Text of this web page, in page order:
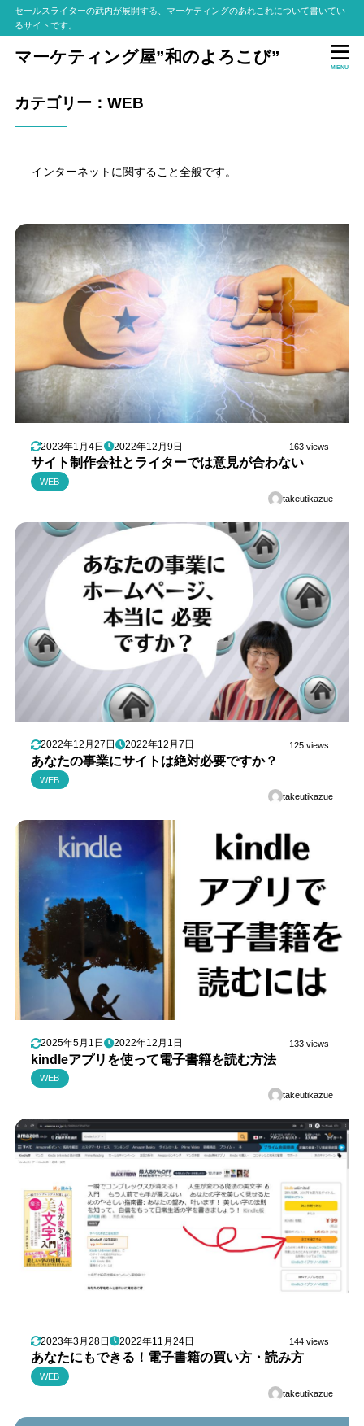
セールスライターの武内が展開する、マーケティングのあれこれについて書いてい
るサイトです。
マーケティング屋”和のよろこび”
MENU
カテゴリー：WEB
インターネットに関すること全般です。
2023年1月4日 2022年12月9日 163 views
サイト制作会社とライターでは意見が合わない
WEB
takeutikazue
2022年12月27日 2022年12月7日 125 views
あなたの事業にサイトは絶対必要ですか？
WEB
takeutikazue
2025年5月1日 2022年12月1日 133 views
kindleアプリを使って電子書籍を読む方法
WEB
takeutikazue
2023年3月28日 2022年11月24日 144 views
あなたにもできる！電子書籍の買い方・読み方
WEB
takeutikazue